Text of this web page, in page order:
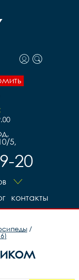
5,
20
контакты
/